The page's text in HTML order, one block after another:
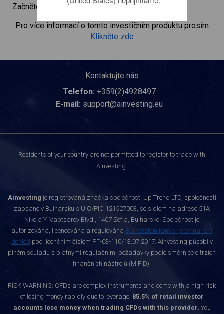
Začněte obchodovat CFD v10Y Euro Bund
Pro více informací o tomto investičním produktu prosím
Klikněte zde
Kontaktujte nás
Telefon: +359(2)4928497
E-mail: support@ainvesting.eu
Residents of your country are not permitted to register to trade with
Ainvesting.
Ainvesting je registrovaná značka společnosti Up Trend LTD, společnosti
zapsané v Bulharsku s UIC/PIC 121527003, se sídlem na adrese 51A
Nikola Y. Vaptsarov Blvd., 1407 Sofia, Bulharsko. Společnost je
autorizována, licencována a regulována Bulharskou komisí pro finanční
dohled pod licenčním číslem РГ-03-110/13.07.2017. Ainvesting působí v
plném souladu s platnými regulačními požadavky podle směrnice o trzích
finančních nástrojů (MiFID).
RISK WARNING: CFDs are complex instruments and come with a high risk
of losing money rapidly due to leverage. 85.5% of retail investor
accounts lose money when trading CFDs with this provider. You